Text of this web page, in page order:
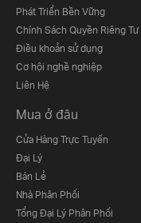
Phát Triển Bền Vững
Chính Sách Quyền Riêng Tư
Điều khoản sử dụng
Cơ hội nghề nghiệp
Liên Hệ
Mua ở đâu
Cửa Hàng Trực Tuyến
Đại Lý
Bán Lẻ
Nhà Phân Phối
Tổng Đại Lý Phân Phối